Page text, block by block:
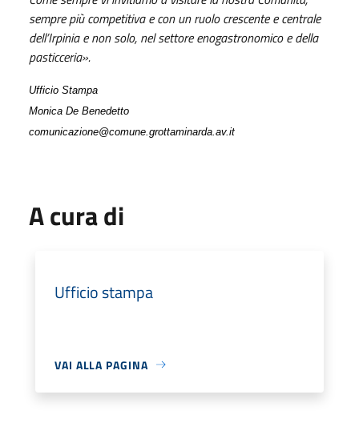
sempre più competitiva e con un ruolo crescente e centrale
dell’Irpinia e non solo, nel settore enogastronomico e della
pasticceria».
Ufficio Stampa
Monica De Benedetto
comunicazione@comune.grottaminarda.av.it
A cura di
Ufficio stampa
VAI ALLA PAGINA